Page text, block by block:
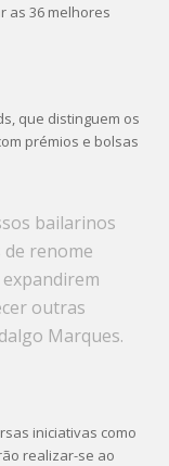
as 36 melhores
que distinguem os
prémios e bolsas
bailarinos
de renome
outras
Marques.
iniciativas como
realizar-se ao